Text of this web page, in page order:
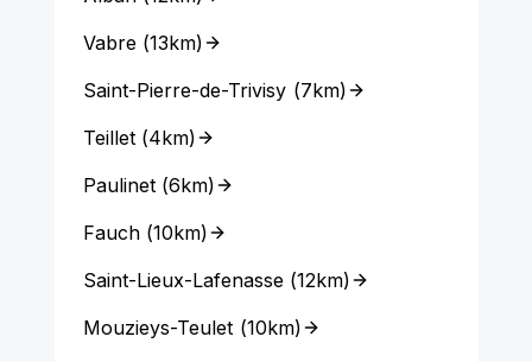
Vabre(13km)
Saint-Pierre-de-Trivisy (7km)
Teillet(4km)
Paulinet(6km)
Fauch(10km)
Saint-Lieux-Lafenasse(12km)
Mouzieys-Teulet (10km)